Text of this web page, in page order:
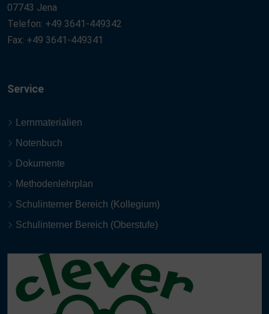
07743 Jena
Telefon: +49 3641-449342
Fax: +49 3641-449341
Service
Lernmaterialien
Notenbuch
Dokumente
Methodenlehrplan
Schulinterner Bereich (Kollegium)
Schulinterner Bereich (Oberstufe)